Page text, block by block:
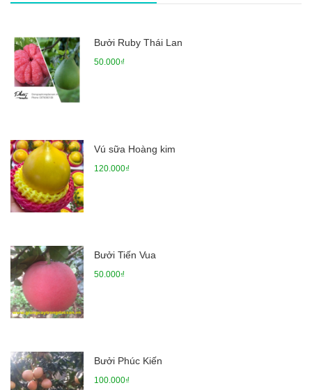
Bưởi Ruby Thái Lan
50.000₫
Vú sữa Hoàng kim
120.000₫
Bưởi Tiến Vua
50.000₫
Bưởi Phúc Kiến
100.000₫